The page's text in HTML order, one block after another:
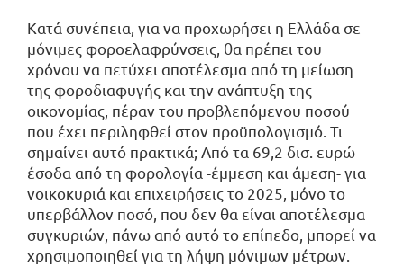
Κατά συνέπεια, για να προχωρήσει η Ελλάδα σε
μόνιμες φοροελαφρύνσεις, θα πρέπει του
χρόνου να πετύχει αποτέλεσμα από τη μείωση
της φοροδιαφυγής και την ανάπτυξη της
οικονομίας, πέραν του προβλεπόμενου ποσού
που έχει περιληφθεί στον προϋπολογισμό. Τι
σημαίνει αυτό πρακτικά; Από τα 69,2 δισ. ευρώ
έσοδα από τη φορολογία -έμμεση και άμεση- για
νοικοκυριά και επιχειρήσεις το 2025, μόνο το
υπερβάλλον ποσό, που δεν θα είναι αποτέλεσμα
συγκυριών, πάνω από αυτό το επίπεδο, μπορεί να
χρησιμοποιηθεί για τη λήψη μόνιμων μέτρων.